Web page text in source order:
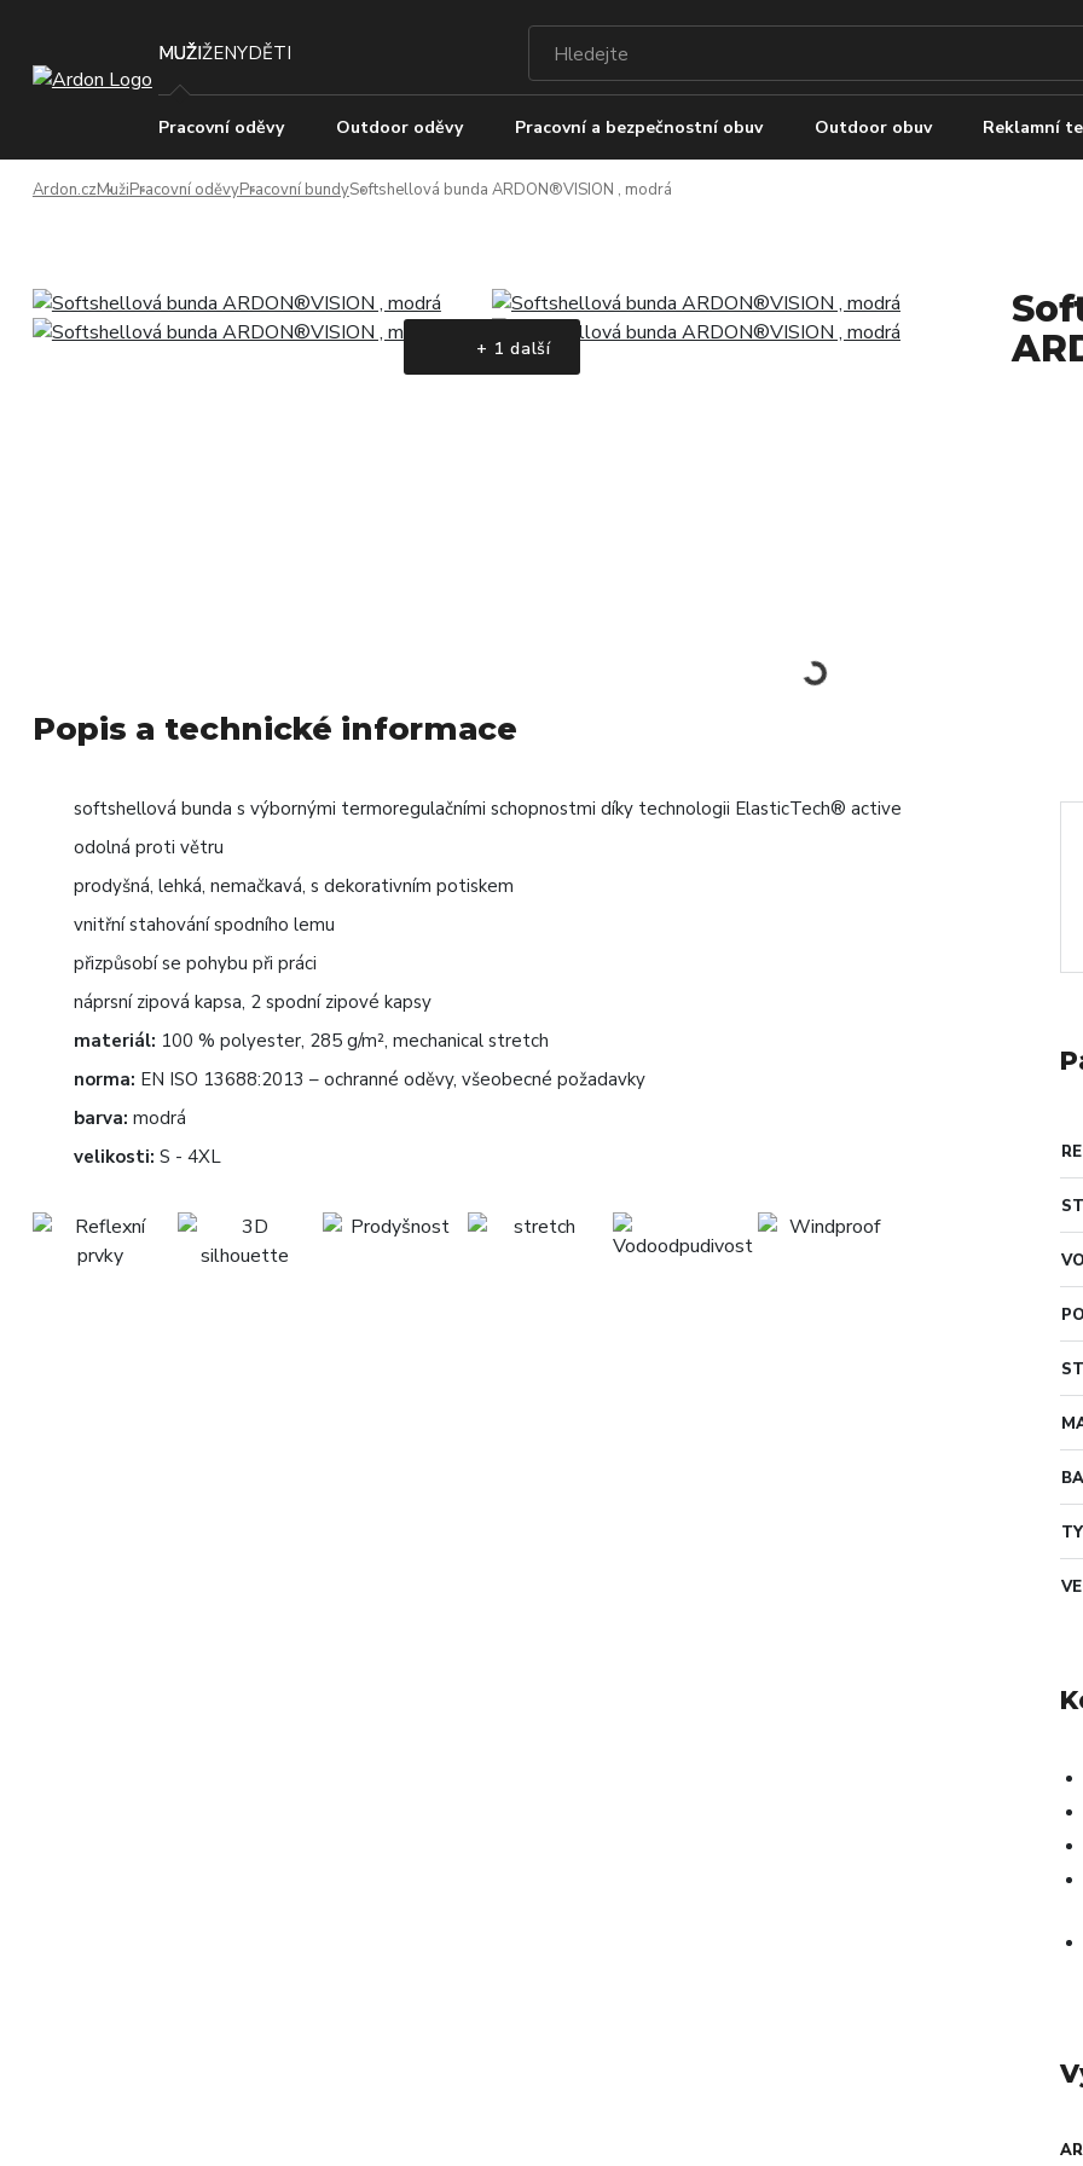
MUŽIŽENYDĚTI
Pracovní oděvy Outdoor oděvy Pracovní a bezpečnostní obuv Outdoor obuv Reklamní
Ardon.czMužiPracovní oděvyPracovní bundySoftshellová bunda ARDON®VISION , modrá
+ 1 další
Popis a technické informace
softshellová bunda s výbornými termoregulačními schopnostmi díky technologii ElasticTech® active
odolná proti větru
prodyšná, lehká, nemačkavá, s dekorativním potiskem
vnitřní stahování spodního lemu
přizpůsobí se pohybu při práci
náprsní zipová kapsa, 2 spodní zipové kapsy
materiál: 100 % polyester, 285 g/m², mechanical stretch
norma: EN ISO 13688:2013 – ochranné oděvy, všeobecné požadavky
barva: modrá
velikosti: S - 4XL